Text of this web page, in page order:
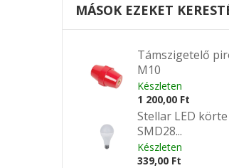
MÁSOK EZEKET
Támszigetelő
M10
Készleten
1 200,00 Ft
Stellar LED körte
SMD28...
Készleten
339,00 Ft